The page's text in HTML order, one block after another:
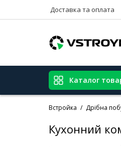
Доставка та оплата
Каталог
Встройка Дрібна
Кухонний